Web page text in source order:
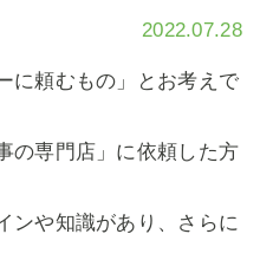
2022.07.28
に頼むもの」とお考えで
の専門店」に依頼した方
ンや知識があり、さらに